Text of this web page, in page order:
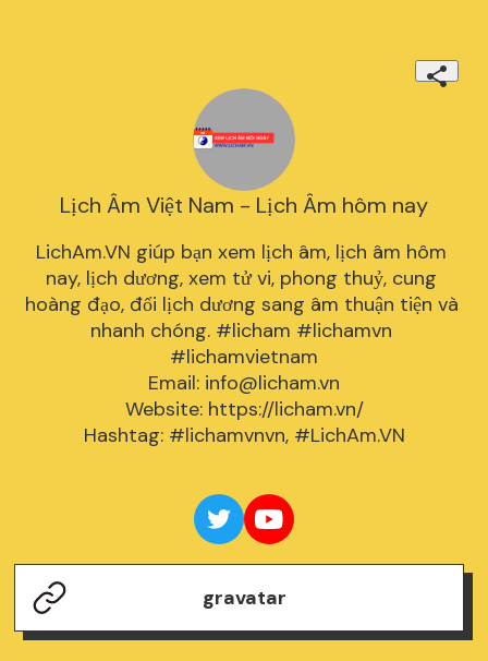
Lịch Âm Việt Nam - Lịch Âm hôm nay
LichAm.VN giúp bạn xem lịch âm, lịch âm hôm
nay, lịch dương, xem tử vi, phong thuỷ, cung
hoàng đạo, đổi lịch dương sang âm thuận tiện và
nhanh chóng. #licham #lichamvn
#lichamvietnam
Email: info@licham.vn
Website: https://licham.vn/
Hashtag: #lichamvnvn, #LichAm.VN
gravatar